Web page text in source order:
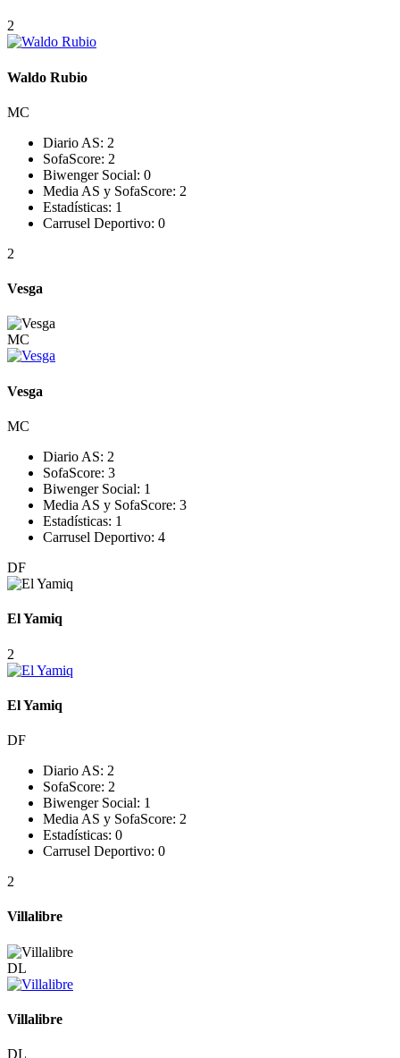
2
Waldo Rubio
MC
Diario AS: 2
SofaScore: 2
Biwenger Social: 0
Media AS y SofaScore: 2
Estadísticas: 1
Carrusel Deportivo: 0
2
Vesga
MC
Vesga
MC
Diario AS: 2
SofaScore: 3
Biwenger Social: 1
Media AS y SofaScore: 3
Estadísticas: 1
Carrusel Deportivo: 4
DF
El Yamiq
2
El Yamiq
DF
Diario AS: 2
SofaScore: 2
Biwenger Social: 1
Media AS y SofaScore: 2
Estadísticas: 0
Carrusel Deportivo: 0
2
Villalibre
DL
Villalibre
DL